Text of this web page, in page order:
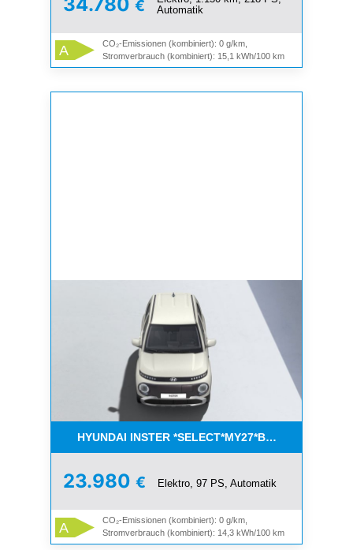
€
Automatik
A
CO₂-Emissionen (kombiniert): 0 g/km,
Stromverbrauch (kombiniert): 15,1 kWh/100 km
HYUNDAI INSTER *SELECT*MY27*BIS ZU 6000€
23.980 € Elektro, 97 PS, Automatik
A
CO₂-Emissionen (kombiniert): 0 g/km,
Stromverbrauch (kombiniert): 14,3 kWh/100 km